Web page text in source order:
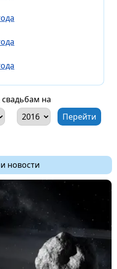
на
новости